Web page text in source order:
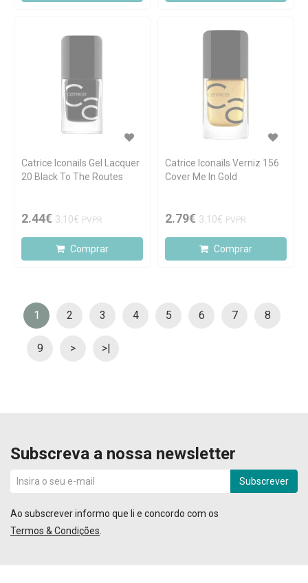
Catrice Iconails Gel Lacquer
20 Black To The Routes
2.44€ 3.10€ PVPR
Comprar
Catrice Iconails Verniz 156
Cover Me In Gold
2.79€ 3.10€ PVPR
Comprar
1 2 3 4 5 6 7 8
9 > >|
Subscreva a nossa newsletter
Subscrever
Ao subscrever informo que li e concordo com os
Termos & Condições